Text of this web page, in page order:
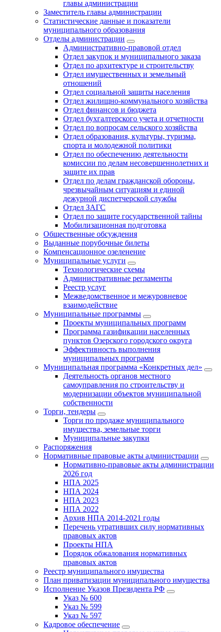
главы администрации
Заместитель главы администрации
Статистические данные и показатели
муниципального образования
Отделы администрации
Административно-правовой отдел
Отдел закупок и муниципального заказа
Отдел по архитектуре и строительству
Отдел имущественных и земельный
отношений
Отдел социальной защиты населения
Отдел жилищно-коммунального хозяйства
Отдел финансов и бюджета
Отдел бухгалтерского учета и отчетности
Отдел по вопросам сельского хозяйства
Отдел образования, культуры, туризма,
спорта и молодежной политики
Отдел по обеспечению деятельности
комиссии по делам несовершеннолетних и
защите их прав
Отдел по делам гражданской обороны,
чрезвычайным ситуациям и единой
дежурной диспетчерской службы
Отдел ЗАГС
Отдел по защите государственной тайны
Мобилизационная подготовка
Общественные обсуждения
Выданные порубочные билеты
Компенсационное озеленение
Муниципальные услуги
Технологические схемы
Административные регламенты
Реестр услуг
Межведомственное и межуровневое
взаимодействие
Муниципальные программы
Проекты муниципальных программ
Программа газификации населенных
пунктов Озерского городского округа
Эффективность выполнения
муниципальных программ
Муниципальная программа «Конкретных дел»
Деятельность органов местного
самоуправления по строительству и
модернизации объектов муниципальной
собственности
Торги, тендеры
Торги по продаже муниципального
имущества, земельные торги
Муниципальные закупки
Распоряжения
Нормативные правовые акты администрации
Нормативно-правовые акты администрации
2026 год
НПА 2025
НПА 2024
НПА 2023
НПА 2022
Архив НПА 2014-2021 годы
Перечень утративших силу нормативных
правовых актов
Проекты НПА
Порядок обжалования нормативных
правовых актов
Реестр муниципального имущества
План приватизации муниципального имущества
Исполнение Указов Президента РФ
Указ № 600
Указ № 599
Указ № 597
Кадровое обеспечение